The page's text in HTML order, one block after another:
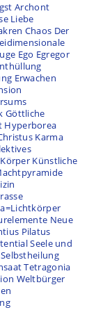
Archont
Liebe
Chaos Der
Ego Egregor
Erwachen
Göttliche
Hyperborea
Karma
Körper Künstliche
Neue
Pilatus
Seele und
Selbstheilung
Tetragonia
Weltbürger